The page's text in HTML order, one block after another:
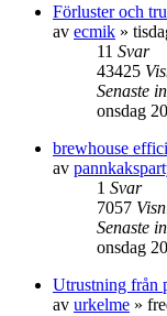
Förluster och
av ecmik »
11 Svar
43425
Senaste
onsdag
brewhouse
av
1 Svar
7057
Senaste
onsdag
Utrustning från
av urkelme »